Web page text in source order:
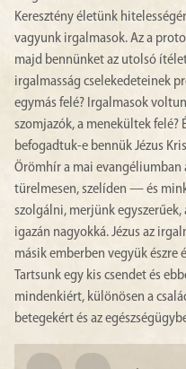
Keresztény életünk
vagyunk irgalmasok. Az a
majd bennünket az utolsó
irgalmasság cselekedeteinek
egymás felé? Irgalmasok
szomjazók, a menekültek felé?
befogadtuk-e bennük Jézus
Örömhír a mai evangéliumban
türelmesen, szelíden — és
szolgálni, merjünk
igazán nagyokká. Jézus az
másik emberben vegyük észre
Tartsunk egy kis csendet és
mindenkiért, különösen a
betegekért és az